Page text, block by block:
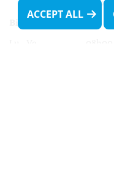
Biergercenter
ACCEPT ALL